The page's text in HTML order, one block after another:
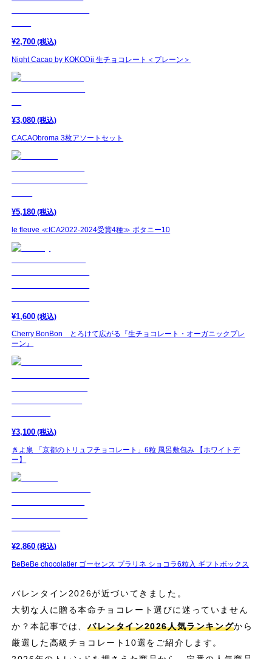
¥2,700 (税込)
Night Cacao by KOKODii 生チョコレート＜プレーン＞
¥3,080 (税込)
CACAObroma 3枚アソートセット
¥5,180 (税込)
le fleuve ≪ICA2022-2024受賞4種≫ ボタニー10
¥1,600 (税込)
Cherry BonBon とろけて広がる『生チョコレート・オーガニックプレ
ーン』
¥3,100 (税込)
きよ泉 「京都のトリュフチョコレート」6粒 風呂敷包み 【ホワイトデ
ー】
¥2,860 (税込)
BeBeBe chocolatier ゴーセンス プラリネ ショコラ6粒入 ギフトボックス
バレンタイン2026が近づいてきました。
大切な人に贈る本命チョコレート選びに迷っていません
か？本記事では、 バレンタイン2026人気ランキングから
厳選した高級チョコレート10選をご紹介します。